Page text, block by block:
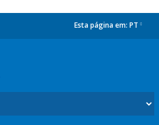
Esta página em: PT